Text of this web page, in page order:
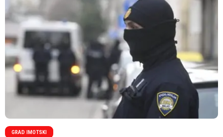
GRAD IMOTSKI